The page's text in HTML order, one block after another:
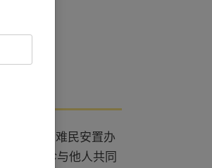
众服务部难民安置办
之前，珍与他人共同